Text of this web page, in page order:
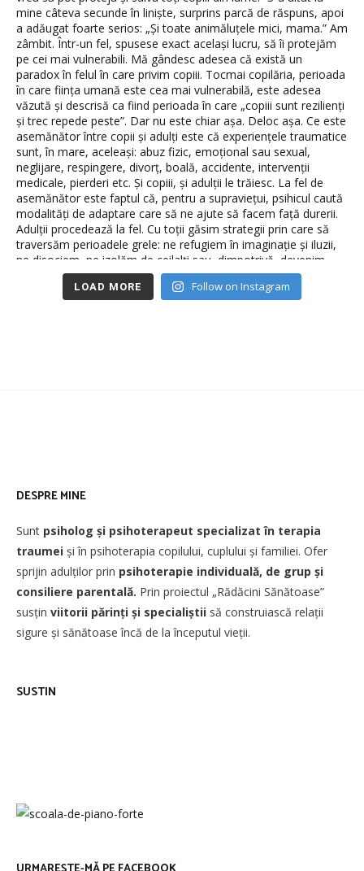
LOAD MORE Follow on Instagram
DESPRE MINE
Sunt psiholog și psihoterapeut specializat în terapia
traumei și în psihoterapia copilului, cuplului și familiei. Ofer
sprijin adulților prin psihoterapie individuală, de grup și
consiliere parentală. Prin proiectul „Rădăcini Sănătoase”
susțin viitorii părinți și specialiștii să construiască relații
sigure și sănătoase încă de la începutul vieții.
SUSTIN